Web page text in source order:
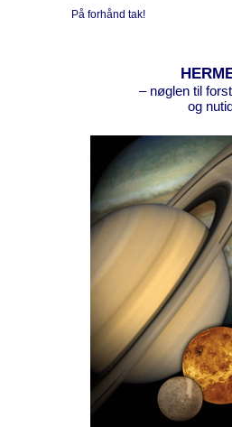
På forhånd tak!
– nøglen til
og